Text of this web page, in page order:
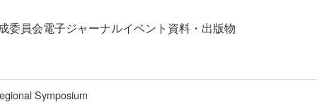
委員会電子ジャーナルイベント 資料・出版物
Symposium